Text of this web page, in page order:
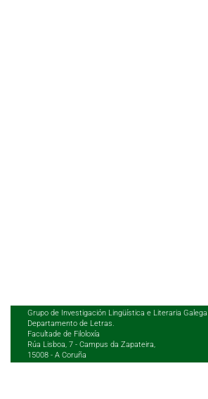
Grupo de Investigación Lingüística e Literaria Galega
Departamento de Letras.
Facultade de Filoloxía
Rúa Lisboa, 7 - Campus da Zapateira,
15008 - A Coruña